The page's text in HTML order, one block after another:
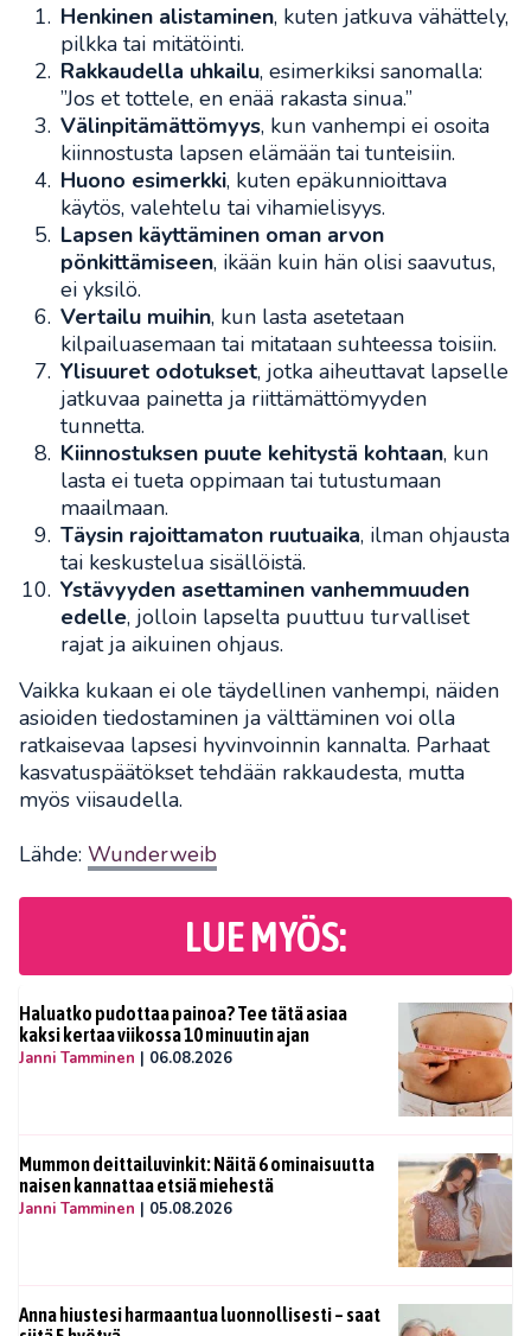
Henkinen alistaminen, kuten jatkuva vähättely,
pilkka tai mitätöinti.
Rakkaudella uhkailu, esimerkiksi sanomalla:
”Jos et tottele, en enää rakasta sinua.”
Välinpitämättömyys, kun vanhempi ei osoita
kiinnostusta lapsen elämään tai tunteisiin.
Huono esimerkki, kuten epäkunnioittava
käytös, valehtelu tai vihamielisyys.
Lapsen käyttäminen oman arvon
pönkittämiseen, ikään kuin hän olisi saavutus,
ei yksilö.
Vertailu muihin, kun lasta asetetaan
kilpailuasemaan tai mitataan suhteessa toisiin.
Ylisuuret odotukset, jotka aiheuttavat lapselle
jatkuvaa painetta ja riittämättömyyden
tunnetta.
Kiinnostuksen puute kehitystä kohtaan, kun
lasta ei tueta oppimaan tai tutustumaan
maailmaan.
Täysin rajoittamaton ruutuaika, ilman ohjausta
tai keskustelua sisällöistä.
Ystävyyden asettaminen vanhemmuuden
edelle, jolloin lapselta puuttuu turvalliset
rajat ja aikuinen ohjaus.
Vaikka kukaan ei ole täydellinen vanhempi, näiden
asioiden tiedostaminen ja välttäminen voi olla
ratkaisevaa lapsesi hyvinvoinnin kannalta. Parhaat
kasvatuspäätökset tehdään rakkaudesta, mutta
myös viisaudella.
Lähde: Wunderweib
LUE MYÖS:
Haluatko pudottaa painoa? Tee tätä asiaa
kaksi kertaa viikossa 10 minuutin ajan
Janni Tamminen | 06.08.2026
Mummon deittailuvinkit: Näitä 6 ominaisuutta
naisen kannattaa etsiä miehestä
Janni Tamminen | 05.08.2026
Anna hiustesi harmaantua luonnollisesti – saat